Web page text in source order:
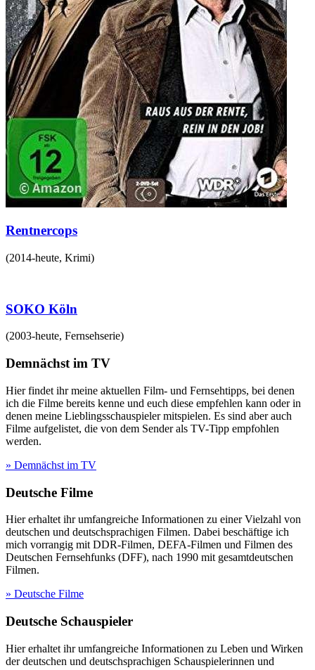
Rentnercops
(2014-heute, Krimi)
SOKO Köln
(2003-heute, Fernsehserie)
Demnächst im TV
Hier findet ihr meine aktuellen Film- und Fernsehtipps, bei denen
ich die Filme bereits kenne und euch diese empfehlen kann oder in
denen meine Lieblingsschauspieler mitspielen. Es sind aber auch
Filme aufgelistet, die von dem Sender als TV-Tipp empfohlen
werden.
» Demnächst im TV
Deutsche Filme
Hier erhaltet ihr umfangreiche Informationen zu einer Vielzahl von
deutschen und deutschsprachigen Filmen. Dabei beschäftige ich
mich vorrangig mit DDR-Filmen, DEFA-Filmen und Filmen des
Deutschen Fernsehfunks (DFF), nach 1990 mit gesamtdeutschen
Filmen.
» Deutsche Filme
Deutsche Schauspieler
Hier erhaltet ihr umfangreiche Informationen zu Leben und Wirken
der deutschen und deutschsprachigen Schauspielerinnen und